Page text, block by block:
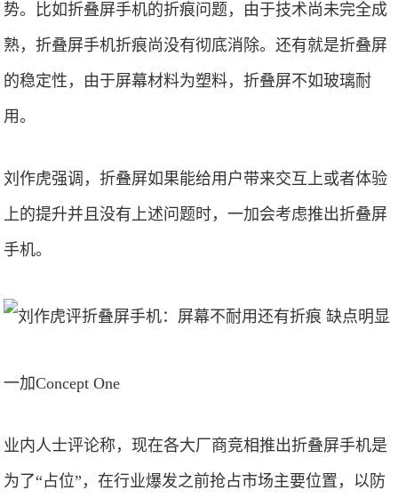
势。比如折叠屏手机的折痕问题，由于技术尚未完全成
熟，折叠屏手机折痕尚没有彻底消除。还有就是折叠屏
的稳定性，由于屏幕材料为塑料，折叠屏不如玻璃耐
用。
刘作虎强调，折叠屏如果能给用户带来交互上或者体验
上的提升并且没有上述问题时，一加会考虑推出折叠屏
手机。
一加Concept One
业内人士评论称，现在各大厂商竞相推出折叠屏手机是
为了“占位”，在行业爆发之前抢占市场主要位置，以防